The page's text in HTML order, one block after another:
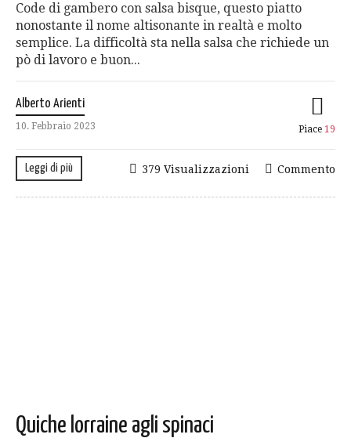
Code di gambero con salsa bisque, questo piatto
nonostante il nome altisonante in realtà e molto
semplice. La difficoltà sta nella salsa che richiede un
pò di lavoro e buon...
Alberto Arienti
10. Febbraio 2023 Piace 19
Leggi di più Commento
379 Visualizzazioni
Quiche lorraine agli spinaci